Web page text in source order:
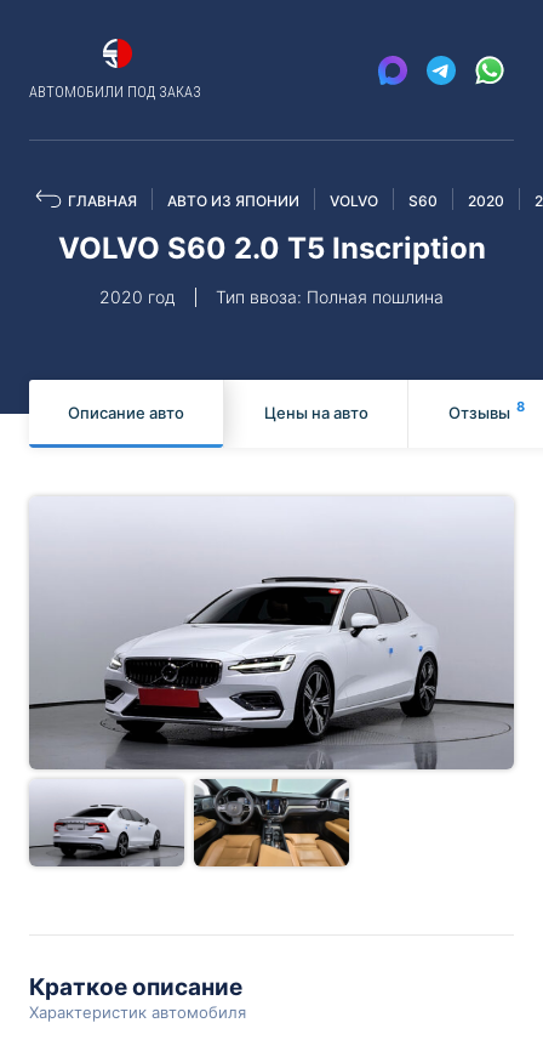
АВТОМОБИЛИ ПОД ЗАКАЗ
ГЛАВНАЯ АВТО ИЗ ЯПОНИИ VOLVO S60 2020
VOLVO S60 2.0 T5 Inscription
2020 год Тип ввоза: Полная пошлина
Описание авто Цены на авто Отзывы 8
Краткое описание
Характеристик автомобиля